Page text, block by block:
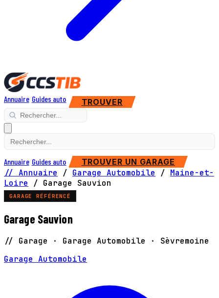
Annuaire Guides auto TROUVER
Annuaire Guides auto TROUVER UN GARAGE
// Annuaire / Garage Automobile / Maine-et-
Loire
/ Garage Sauvion
GARAGE RÉFÉRENCÉ
Garage Sauvion
// Garage · Garage Automobile · Sèvremoine
Garage Automobile